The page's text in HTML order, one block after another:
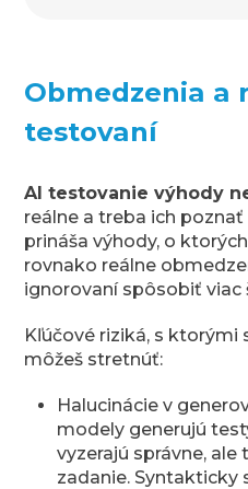
Obmedzenia a
testovaní
AI testovanie výhody
reálne a treba ich
prináša výhody, o
rovnako reálne
ignorovaní spôsobiť viac
Kľúčové riziká, s
môžeš stretnúť:
Halucinácie v
modely generujú
vyzerajú správne, ale
zadanie. Syntakticky